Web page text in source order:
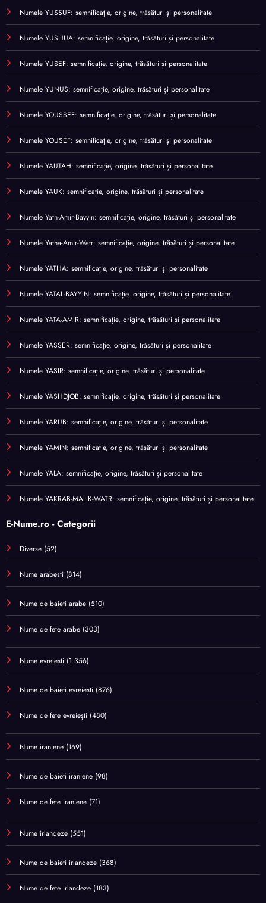
Numele YUSSUF: semnificație, origine, trăsături și personalitate
Numele YUSHUA: semnificație, origine, trăsături și personalitate
Numele YUSEF: semnificație, origine, trăsături și personalitate
Numele YUNUS: semnificație, origine, trăsături și personalitate
Numele YOUSSEF: semnificație, origine, trăsături și personalitate
Numele YOUSEF: semnificație, origine, trăsături și personalitate
Numele YAUTAH: semnificație, origine, trăsături și personalitate
Numele YAUK: semnificație, origine, trăsături și personalitate
Numele Yath-Amir-Bayyin: semnificație, origine, trăsături și personalitate
Numele Yatha-Amir-Watr: semnificație, origine, trăsături și personalitate
Numele YATHA: semnificație, origine, trăsături și personalitate
Numele YATAL-BAYYIN: semnificație, origine, trăsături și personalitate
Numele YATA-AMIR: semnificație, origine, trăsături și personalitate
Numele YASSER: semnificație, origine, trăsături și personalitate
Numele YASIR: semnificație, origine, trăsături și personalitate
Numele YASHDJOB: semnificație, origine, trăsături și personalitate
Numele YARUB: semnificație, origine, trăsături și personalitate
Numele YAMIN: semnificație, origine, trăsături și personalitate
Numele YALA: semnificație, origine, trăsături și personalitate
Numele YAKRAB-MALIK-WATR: semnificație, origine, trăsături și personalitate
E-Nume.ro - Categorii
Diverse (52)
Nume arabesti (814)
Nume de baieti arabe (510)
Nume de fete arabe (303)
Nume evreiești (1.356)
Nume de baieti evreiești (876)
Nume de fete evreiești (480)
Nume iraniene (169)
Nume de baieti iraniene (98)
Nume de fete iraniene (71)
Nume irlandeze (551)
Nume de baieti irlandeze (368)
Nume de fete irlandeze (183)